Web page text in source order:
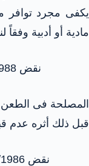
يكفى مجرد
مادية أو أدبية وفقاً
نقض 28/12/1988 طعن 2015 س 54 ق
المصلحة فى الطعن
قبل ذلك أثره عدم
نقض 26/1/1986 طعن رقم 164 لسنة 51 ق